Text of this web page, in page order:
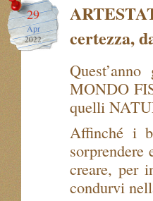
29
Apr
2022
certezza,
MONDO
quelli
Affinché i
sorprendere
creare, per
condurvi